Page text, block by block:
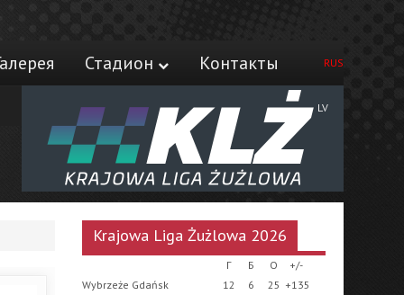
Стадион Контакты RUS
LV
Krajowa Liga Żużlowa 2026
Г Б О
+/-
Wybrzeże Gdańsk
12 6 25 +135